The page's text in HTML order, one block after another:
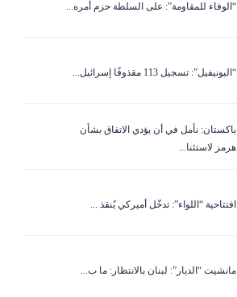
“الوفاء للمقاومة”: على السلطة حزم أمره...
“اليونيفيل”: تسجيل 113 مقذوفًا إسرائيل...
باكستان: نأمل في أن يؤدي الاتفاق بشأن
هرمز لاستئنا...
افتتاحية “اللواء”: تدخّل أميركي يُنقذ ...
مانشيت “الديار”: لبنان بالانتظار: ما ب...